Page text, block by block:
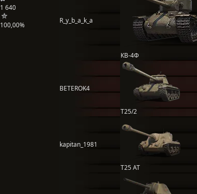
1 640
100,00%
R_y_b_a_k_a
КВ-4Ф
BETEROK4
T25/2
kapitan_1981
T25 AT